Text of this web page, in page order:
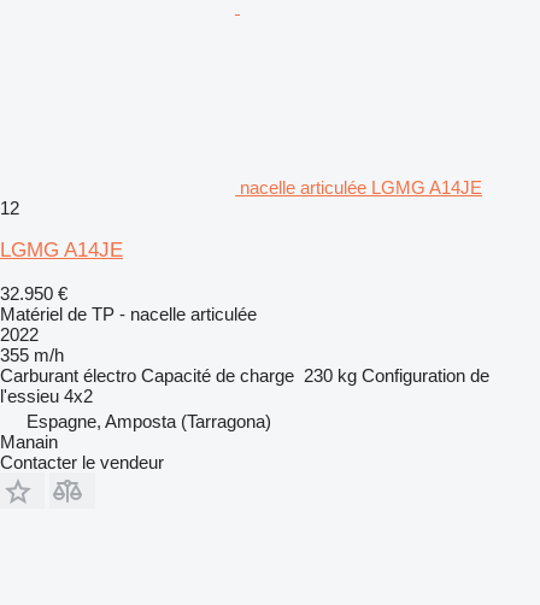
nacelle articulée LGMG A14JE
12
LGMG A14JE
32.950 €
Matériel de TP - nacelle articulée
2022
355 m/h
Carburant électro Capacité de charge 230 kg Configuration de
l'essieu 4x2
Espagne, Amposta (Tarragona)
Manain
Contacter le vendeur